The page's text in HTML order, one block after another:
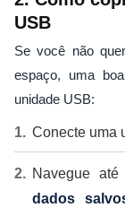
USB
Se você não
espaço, uma
unidade USB:
Conecte uma
Navegue até
dados